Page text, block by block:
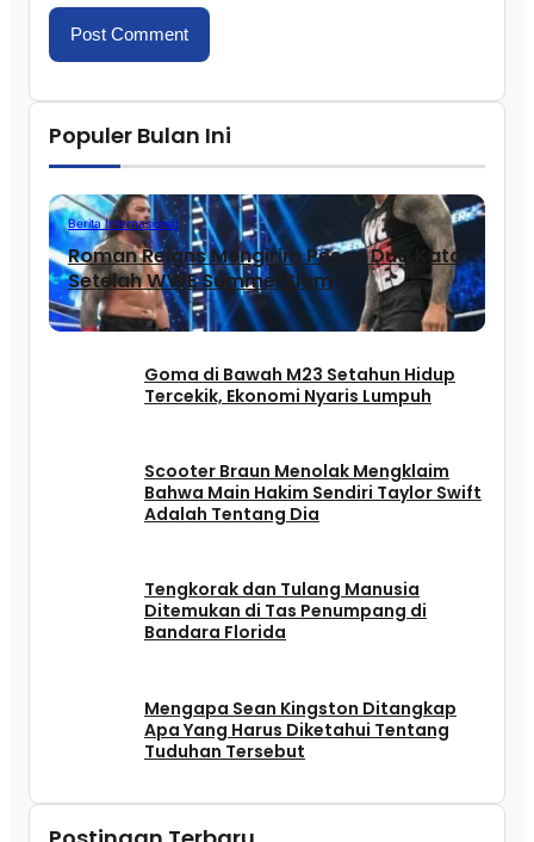
Populer Bulan Ini
Berita Internasional
Roman Reigns Mengirim Pesan Dua Kata
Setelah WWE SummerSlam
Goma di Bawah M23 Setahun Hidup
Tercekik, Ekonomi Nyaris Lumpuh
Scooter Braun Menolak Mengklaim
Bahwa Main Hakim Sendiri Taylor Swift
Adalah Tentang Dia
Tengkorak dan Tulang Manusia
Ditemukan di Tas Penumpang di
Bandara Florida
Mengapa Sean Kingston Ditangkap
Apa Yang Harus Diketahui Tentang
Tuduhan Tersebut